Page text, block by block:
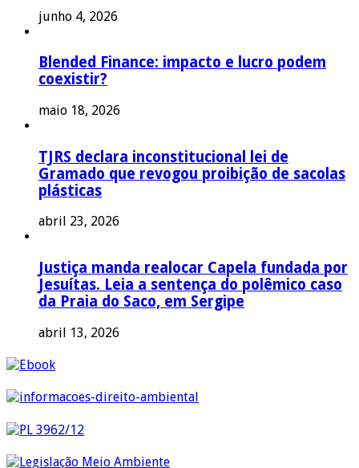
junho 4, 2026
Blended Finance: impacto e lucro podem
coexistir?
maio 18, 2026
TJRS declara inconstitucional lei de
Gramado que revogou proibição de sacolas
plásticas
abril 23, 2026
Justiça manda realocar Capela fundada por
Jesuítas. Leia a sentença do polêmico caso
da Praia do Saco, em Sergipe
abril 13, 2026